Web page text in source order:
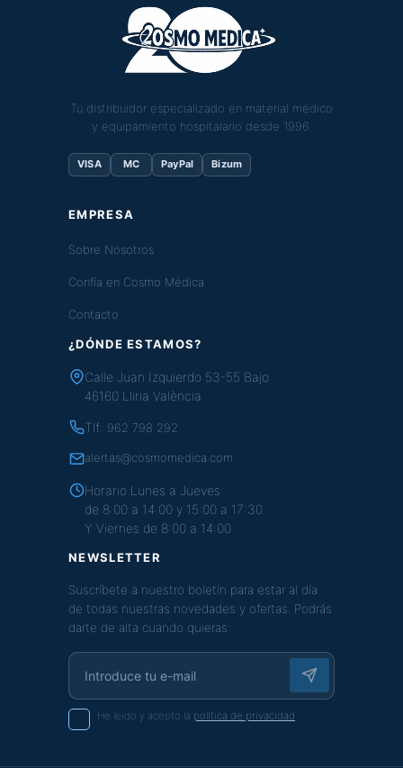
Tu distribuidor especializado en material médico
y equipamiento hospitalario desde 1996.
VISA MC PayPal Bizum
EMPRESA
Sobre Nosotros
Confía en Cosmo Médica
Contacto
¿DÓNDE ESTAMOS?
Calle Juan Izquierdo 53-55 Bajo
46160 Lliria València
Tlf: 962 798 292
alertas@cosmomedica.com
Horario Lunes a Jueves:
de 8:00 a 14:00 y 15:00 a 17:30
Y Viernes de 8:00 a 14:00
NEWSLETTER
Suscríbete a nuestro boletín para estar al día
de todas nuestras novedades y ofertas. Podrás
darte de alta cuando quieras:
He leido y acepto la política de privacidad